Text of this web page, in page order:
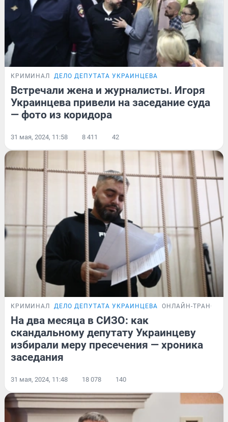
КРИМИНАЛ ДЕЛО ДЕПУТАТА УКРАИНЦЕВА
Встречали жена и журналисты. Игоря
Украинцева привели на заседание суда
— фото из коридора
31 мая, 2024, 11:58 8 411 42
КРИМИНАЛ ДЕЛО ДЕПУТАТА УКРАИНЦЕВА ОНЛАЙН-
На два месяца в СИЗО: как
скандальному депутату Украинцеву
избирали меру пресечения — хроника
заседания
31 мая, 2024, 11:48 18 078 140